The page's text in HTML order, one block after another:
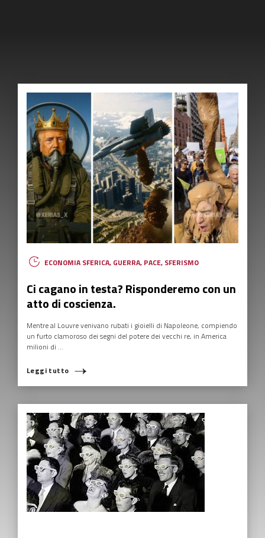
ECONOMIA SFERICA, GUERRA, PACE, SFERISMO
Ci cagano in testa? Risponderemo con un
atto di coscienza.
Mentre al Louvre venivano rubati i gioielli di Napoleone, compiendo
un furto clamoroso dei segni del potere dei vecchi re, in America
milioni di ...
Leggi tutto